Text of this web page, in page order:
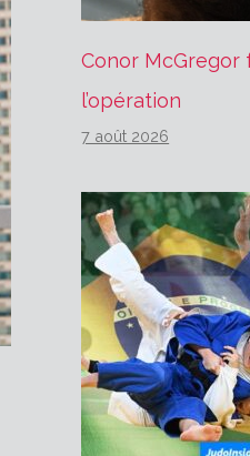
Conor
l’opération
7 août 2026